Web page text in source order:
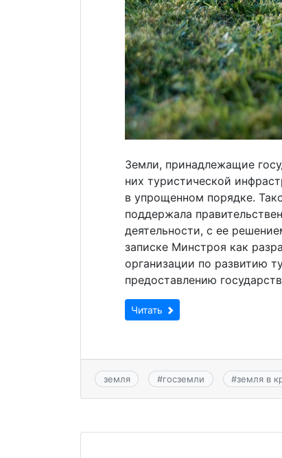
Земли, принадлежащие
них туристической
в упрощенном порядке.
поддержала
деятельности, с ее
записке Минстроя как
организации по развитию
предоставлению
Читать
земля #госземли #земля в